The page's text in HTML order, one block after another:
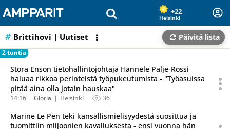
+22
Helsinki
Brittihovi | Uutiset Päivitä lista
2 tuntia
Stora Enson tietohallintojohtaja Hannele Palje-Rossi
haluaa rikkoa perinteistä työpukeutumista - "Työasuissa
pitää aina olla jotain hauskaa"
14:16 Gloria Helsinki 36
Marine Le Pen teki kansallismielisyydestä suosittua ja
tuomittiin miljoonien kavalluksesta - ensi vuonna hän